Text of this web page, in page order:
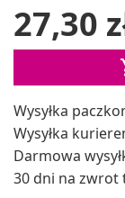
27,30
Wysyłka
Wysyłka
Darmowa
30 dni na zwrot